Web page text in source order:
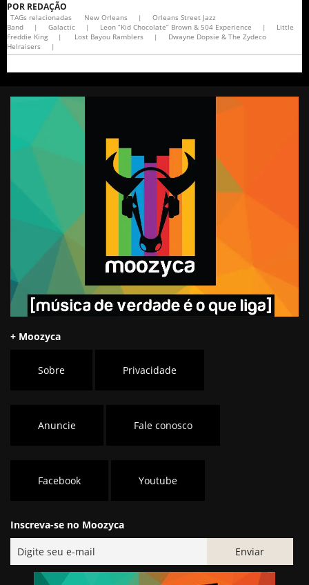
POR REDAÇÃO
TAGs relacionadas New Orleans |
Orleans Street Jazz
Band
| Galactic | Leon “Kid Chocolate” Brown & 504 Experience |
Little
Freddie King
| Lost Bayou Ramblers |
Dwayne Dopsie & The Zydeco
Helraisers
|
+ Moozyca
Sobre Privacidade
Anuncie Fale conosco
Facebook Youtube
Inscreva-se no Moozyca